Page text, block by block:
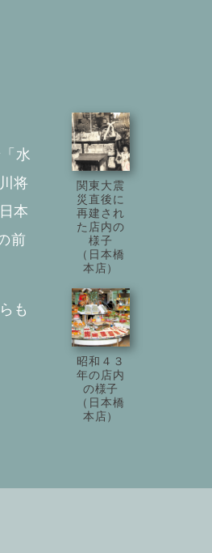
水
将
本
前
も
関東大震
災直後に
再建され
た店内の
様子
（日本橋
本店）
昭和４３
年の店内
の様子
（日本橋
本店）